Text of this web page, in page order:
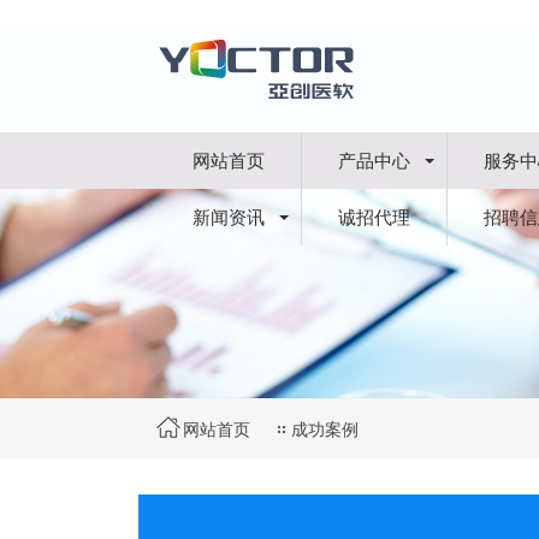
网站首页 产品中心 服务
新闻资讯 诚招代理 招聘
网站首页 成功案例